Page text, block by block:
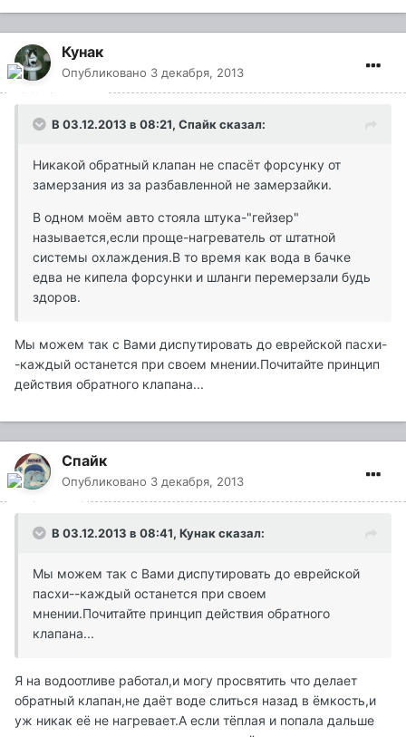
Кунак
Опубликовано 3 декабря, 2013
В 03.12.2013 в 08:21, Спайк сказал:
Никакой обратный клапан не спасёт форсунку от
замерзания из за разбавленной не замерзайки.
В одном моём авто стояла штука-"гейзер"
называется,если проще-нагреватель от штатной
системы охлаждения.В то время как вода в бачке
едва не кипела форсунки и шланги перемерзали будь
здоров.
Мы можем так с Вами диспутировать до еврейской пасхи-
-каждый останется при своем мнении.Почитайте принцип
действия обратного клапана...
Спайк
Опубликовано 3 декабря, 2013
В 03.12.2013 в 08:41, Кунак сказал:
Мы можем так с Вами диспутировать до еврейской
пасхи--каждый останется при своем
мнении.Почитайте принцип действия обратного
клапана...
Я на водоотливе работал,и могу просвятить что делает
обратный клапан,не даёт воде слиться назад в ёмкость,и
уж никак её не нагревает.А если тёплая и попала дальше